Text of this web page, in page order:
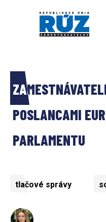
POSLANCAMI
PARLAMENTU
tlačové správy